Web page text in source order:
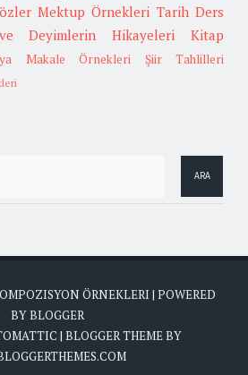
Mektup Örnekleri Tarih Ders
Deyimlerin Hikayeleri
Kitap
Makale Örnekleri Şiir Tahlilleri
ÖRNEKLERI | POWERED
BYBLOGGER
| BLOGGER THEME BY